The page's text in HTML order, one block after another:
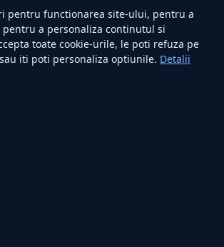
pentru functionarea site-ului, pentru a
a personaliza continutul si
toate cookie-urile, le poti refuza pe
iti poti personaliza optiunile. Detalii